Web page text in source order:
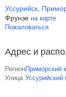
Уссурийск,
Фрунзе на карте
Пожаловаться
Адрес и
РегионПриморский
Улица Уссурийский